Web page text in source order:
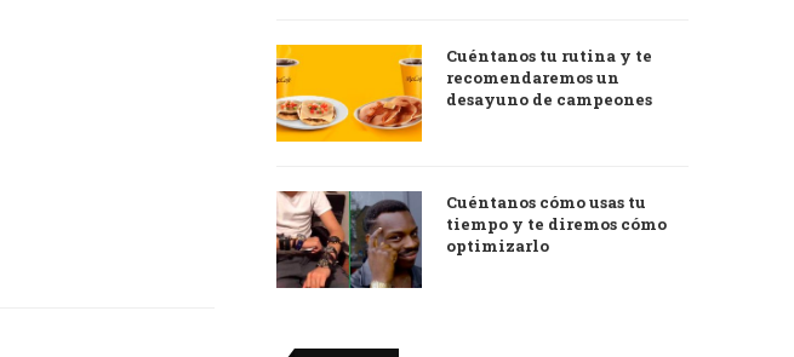
Cuéntanos tu rutina y te
recomendaremos un
desayuno de campeones
Cuéntanos cómo usas tu
tiempo y te diremos cómo
optimizarlo